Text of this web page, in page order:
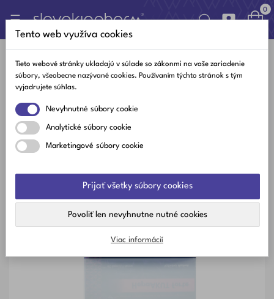

0
Toggle
navigation
☰
Slovakiapharm HepaAKUT Forte
Tento web využíva cookies
Tieto webové stránky ukladajú v súlade so zákonmi na vaše zariadenie
súbory, všeobecne nazývané cookies. Používaním týchto stránok s tým
vyjadrujete súhlas.
Nevyhnutné súbory cookie
Analytické súbory cookie
Marketingové súbory cookie
Prijať všetky súbory cookies
Povoliť len nevyhnutne nutné cookies
Viac informácií